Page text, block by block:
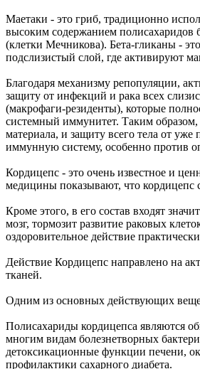
Маетаки - это гриб, традиционно
высоким содержанием
(клетки Мечникова). Бета-гликаны -
подслизистый слой, где активируют
Благодаря механизму репопуляции,
защиту от инфекций и рака всех
(макрофаги-резиденты), которые
системный иммунитет. Таким
материала, и защиту всего тела от
иммунную систему, особенно против
Кордицепс - это очень известное и
медицины показывают, что кордицепс
Кроме этого, в его состав входят
мозг, тормозит развитие раковых
оздоровительное действие
Действие Кордицепс направлено на
тканей.
Одним из основных действующих
Полисахариды кордицепса являются
многим видам болезнетворных
детоксикационные функции печени,
профилактики сахарного диабета.